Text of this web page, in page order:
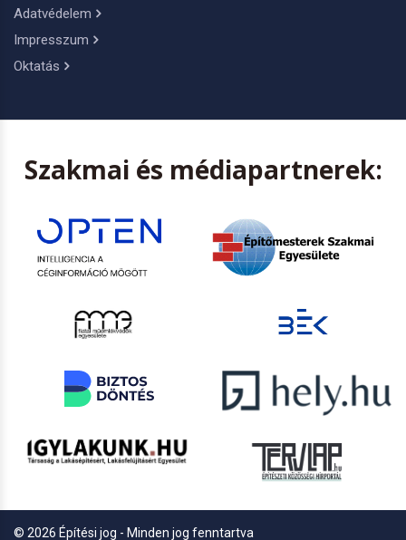
Adatvédelem
Impresszum
Oktatás
Szakmai és médiapartnerek:
© 2026 Építési jog - Minden jog fenntartva